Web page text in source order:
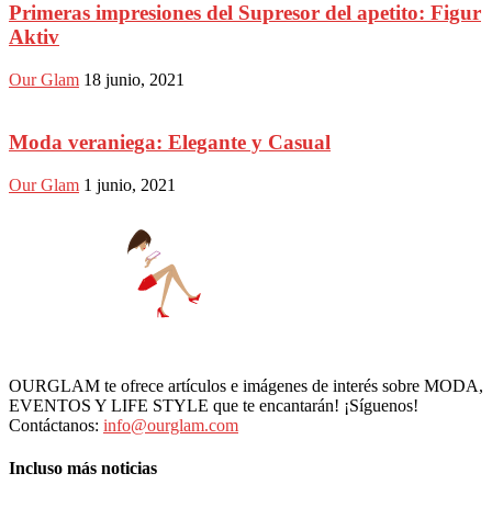
Primeras impresiones del Supresor del apetito: Figur
Aktiv
Our Glam 18 junio, 2021
Moda veraniega: Elegante y Casual
Our Glam 1 junio, 2021
OURGLAM te ofrece artículos e imágenes de interés sobre MODA,
EVENTOS Y LIFE STYLE que te encantarán! ¡Síguenos!
Contáctanos: info@ourglam.com
Incluso más noticias